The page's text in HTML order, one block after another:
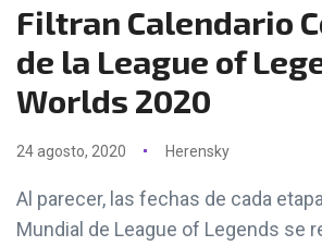
Filtran Calendario
de la League of
Worlds 2020
24 agosto, 2020 Herensky
Al parecer, las fechas de cada
Mundial de League of Legends se